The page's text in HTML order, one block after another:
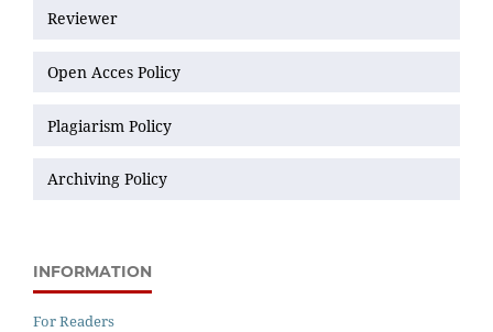
Reviewer
Open Acces Policy
Plagiarism Policy
Archiving Policy
INFORMATION
For Readers